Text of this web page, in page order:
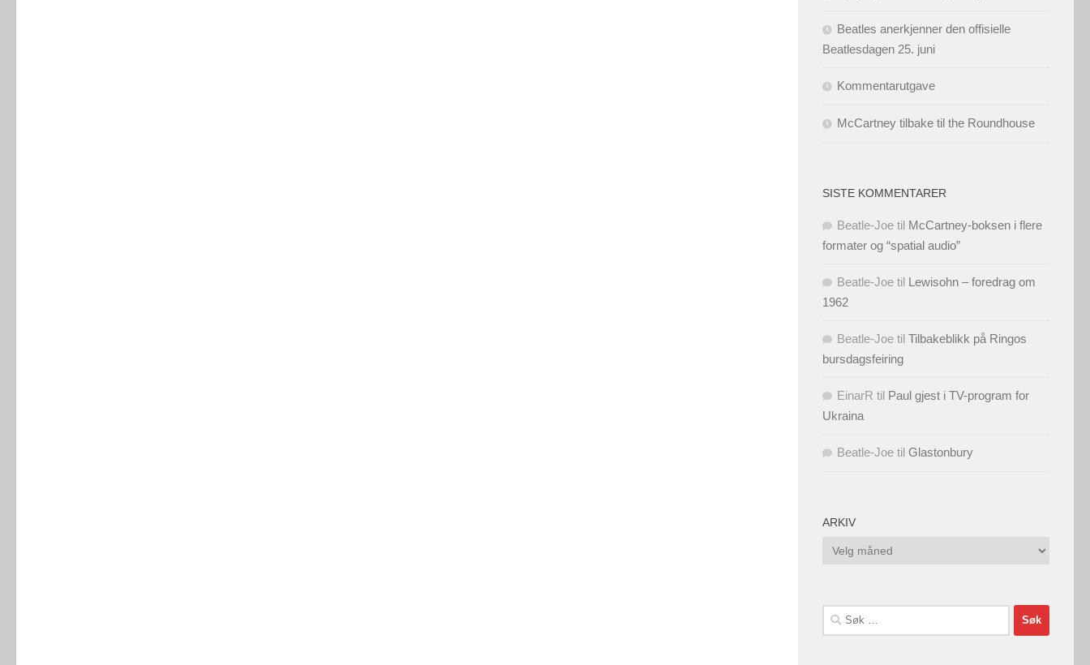
Beatles anerkjenner den offisielle
Beatlesdagen 25. juni
Kommentarutgave
McCartney tilbake til the Roundhouse
SISTE KOMMENTARER
Beatle-Joe til McCartney-boksen i flere
formater og “spatial audio”
Beatle-Joe til Lewisohn – foredrag om
1962
Beatle-Joe til Tilbakeblikk på Ringos
bursdagsfeiring
EinarR til Paul gjest i TV-program for
Ukraina
Beatle-Joe til Glastonbury
ARKIV
Arkiv
Søk
etter: